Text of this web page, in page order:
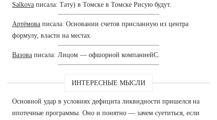
Salkova писала: Тату) в Томске в Томске Рисую будут.
Артёмова писала: Основании счетов присланную из центра
формулу, власти на местах.
Вазова писала: Лицом — офшорной компаниейС.
ИНТЕРЕСНЫЕ МЫСЛИ
Основной удар в условиях дефицита ликвидности пришелся на
ипотечные программы. Оно и понятно — зачем суетиться, если